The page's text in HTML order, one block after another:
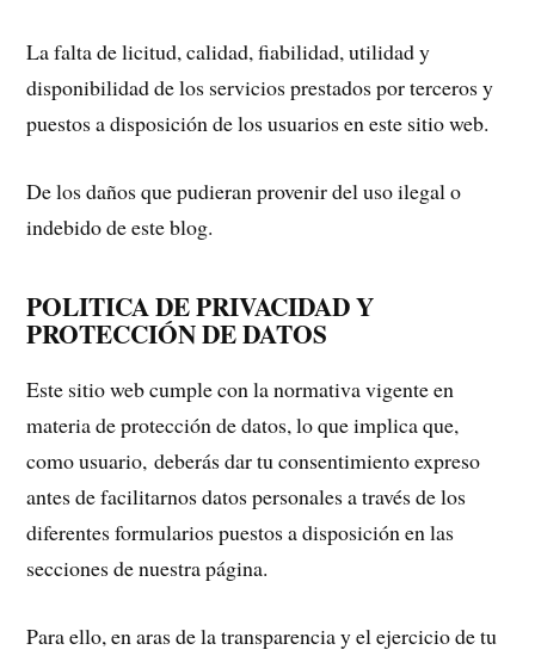
La falta de licitud, calidad, fiabilidad, utilidad y
disponibilidad de los servicios prestados por terceros y
puestos a disposición de los usuarios en este sitio web.
De los daños que pudieran provenir del uso ilegal o
indebido de este blog.
POLITICA DE PRIVACIDAD Y
PROTECCIÓN DE DATOS
Este sitio web cumple con la normativa vigente en
materia de protección de datos, lo que implica que,
como usuario, deberás dar tu consentimiento expreso
antes de facilitarnos datos personales a través de los
diferentes formularios puestos a disposición en las
secciones de nuestra página.
Para ello, en aras de la transparencia y el ejercicio de tu